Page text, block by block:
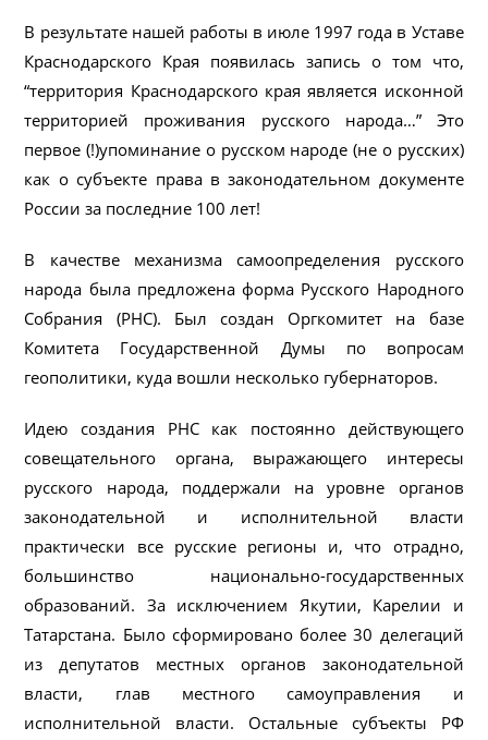
В результате нашей работы в июле 1997 года в Уставе
Краснодарского Края появилась запись о том что,
“территория Краснодарского края является исконной
тер​риторией проживания русского народа…” Это
первое (!)упоминание о русском народе (не о русских)
как о субъекте права в законодательном документе
России за по​следние 100 лет!
В качестве механизма самоопределения русского
народа была предложена форма Русского Народного
Собрания (РНС). Был создан Оргкомитет на базе
Комитета Государственной Думы по вопросам
геополитики, куда вошли несколько губер​наторов.
Идею создания РНС как постоянно действующего
совещательного органа, выражающего интересы
русского народа, поддержали на уровне органов
законода​тельной и исполнительной власти
практически все русские регионы и, что отрадно,
большинство национально-государственных
образований. За исключением Якутии, Карелии и
Татарстана. Было сформировано более 30 делегаций
из депутатов местных органов законодательной
власти, глав местного самоуправления и
исполнительной власти. Остальные субъекты РФ